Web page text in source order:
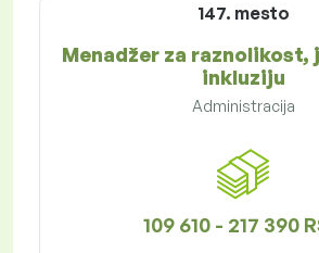
147. mesto
Menadžer za raznolikost,
inkluziju
Administracija
109 610 - 217 390